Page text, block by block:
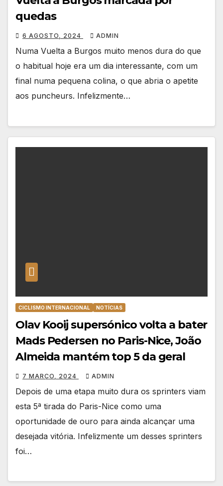
quedas
6 AGOSTO, 2024 ADMIN
Numa Vuelta a Burgos muito menos dura do que
o habitual hoje era um dia interessante, com um
final numa pequena colina, o que abria o apetite
aos puncheurs. Infelizmente…
CICLISMO INTERNACIONAL NOTÍCIAS
Olav Kooij supersónico volta a bater
Mads Pedersen no Paris-Nice, João
Almeida mantém top 5 da geral
7 MARÇO, 2024 ADMIN
Depois de uma etapa muito dura os sprinters viam
esta 5ª tirada do Paris-Nice como uma
oportunidade de ouro para ainda alcançar uma
desejada vitória. Infelizmente um desses sprinters
foi…